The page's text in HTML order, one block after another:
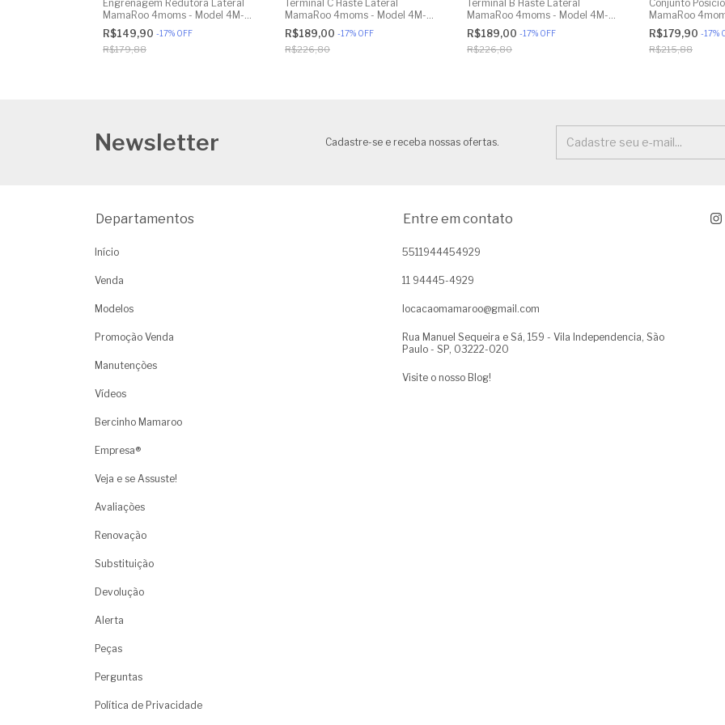
Engrenagem Redutora Lateral
MamaRoo 4moms - Model 4M-
005 2.0 - Model 1026 3.0 -
Model 1037 4.0 - Original
R$149,90 -17% OFF
R$179,88
Terminal C Haste Lateral
MamaRoo 4moms - Model 4M-
005 2.0 - Model 1026 3.0 -
Model 1037 4.0 - Impressão 3D
R$189,00 -17% OFF
R$226,80
Terminal B Haste Lateral
MamaRoo 4moms - Model 4M-
005 2.0 - Model 1026 3.0 -
Model 1037 4.0 - Impressão 3D
R$189,00 -17% OFF
R$226,80
Conjunto
MamaRoo
005 2.0 - Model
Model 1037 4.0
R$179,90 -17%
R$215,88
Newsletter Cadastre-se e receba nossas ofertas.
Departamentos
Início
Venda
Modelos
Promoção Venda
Manutenções
Vídeos
Bercinho Mamaroo
Empresa®
Veja e se Assuste!
Avaliações
Renovação
Substituição
Devolução
Alerta
Peças
Perguntas
Política de Privacidade
Entre em contato
5511944454929
11 94445-4929
locacaomamaroo@gmail.com
Rua Manuel Sequeira e Sá, 159 - Vila Independencia, São
Paulo - SP, 03222-020
Visite o nosso Blog!